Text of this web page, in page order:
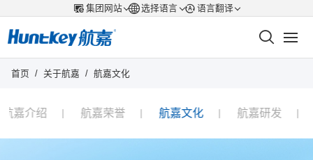
集团网站 选择语言 语言翻译
首页 / 关于航嘉 / 航嘉文化
航嘉介绍 航嘉荣誉 航嘉文化 航嘉研发